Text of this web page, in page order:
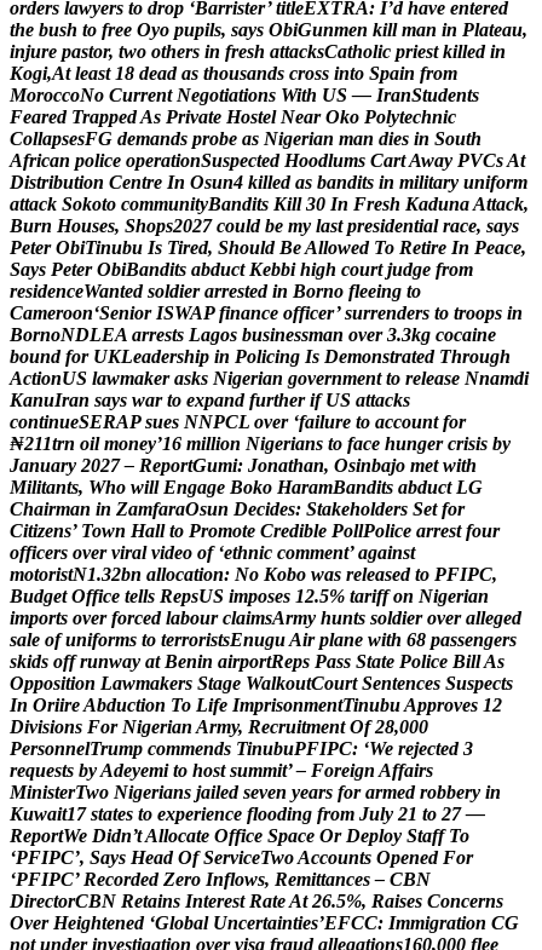
orders lawyers to drop ‘Barrister’ titleEXTRA: I’d have entered
the bush to free Oyo pupils, says ObiGunmen kill man in Plateau,
injure pastor, two others in fresh attacksCatholic priest killed in
Kogi,At least 18 dead as thousands cross into Spain from
MoroccoNo Current Negotiations With US — IranStudents
Feared TrappedAs Private Hostel Near Oko Polytechnic
CollapsesFG demands probe as Nigerian man dies in South
African police operationSuspected Hoodlums CartAway PVCsAt
Distribution Centre In Osun4 killed as bandits in military uniform
attack Sokoto communityBandits Kill 30 In Fresh KadunaAttack,
Burn Houses, Shops2027 could be my last presidential race, says
Peter ObiTinubu Is Tired, Should BeAllowed To Retire In Peace,
Says Peter ObiBandits abduct Kebbi high court judge from
residenceWanted soldier arrested in Borno fleeing to
Cameroon‘Senior ISWAP finance officer’ surrenders to troops in
BornoNDLEA arrests Lagos businessman over 3.3kg cocaine
bound for UKLeadership in Policing Is Demonstrated Through
ActionUS lawmaker asks Nigerian government to release Nnamdi
KanuIran says war to expand further if US attacks
continueSERAP sues NNPCL over ‘failure to account for
₦211trn oil money’16 million Nigerians to face hunger crisis by
January 2027 – ReportGumi: Jonathan, Osinbajo met with
Militants, Who will Engage Boko HaramBandits abduct LG
Chairman in ZamfaraOsun Decides: Stakeholders Set for
Citizens’ Town Hall to Promote Credible PollPolice arrest four
officers over viral video of ‘ethnic comment’ against
motoristN1.32bn allocation: No Kobo was released to PFIPC,
Budget Office tells RepsUS imposes 12.5% tariff on Nigerian
imports over forced labour claimsArmy hunts soldier over alleged
sale of uniforms to terroristsEnuguAir plane with 68 passengers
skids off runway at Benin airportReps Pass State Police BillAs
Opposition Lawmakers Stage WalkoutCourt Sentences Suspects
In OriireAbduction To Life ImprisonmentTinubuApproves 12
Divisions For Nigerian Army, Recruitment Of 28,000
PersonnelTrump commends TinubuPFIPC: ‘We rejected 3
requests byAdeyemi to host summit’ – Foreign Affairs
MinisterTwo Nigerians jailed seven years for armed robbery in
Kuwait17 states to experience flooding from July 21 to 27 —
ReportWe Didn’tAllocate Office Space Or Deploy Staff To
‘PFIPC’, Says Head Of ServiceTwoAccounts Opened For
‘PFIPC’ Recorded Zero Inflows, Remittances – CBN
DirectorCBN Retains Interest RateAt 26.5%, Raises Concerns
Over Heightened ‘Global Uncertainties’EFCC: Immigration CG
not under investigation over visa fraud allegations160,000 flee